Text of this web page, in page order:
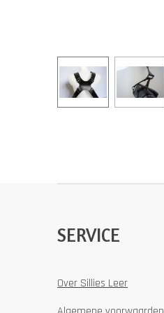
SERVICE
Over Sillies Leer